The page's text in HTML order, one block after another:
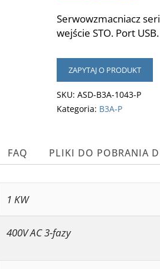
Serwowzmacniacz
wejście STO. Port
ZAPYTAJ O PRODUKT
SKU: ASD-B3A-1043-P
Kategoria: B3A-P
FAQ PLIKI DO POBRANIA
1 KW
400V AC 3-fazy